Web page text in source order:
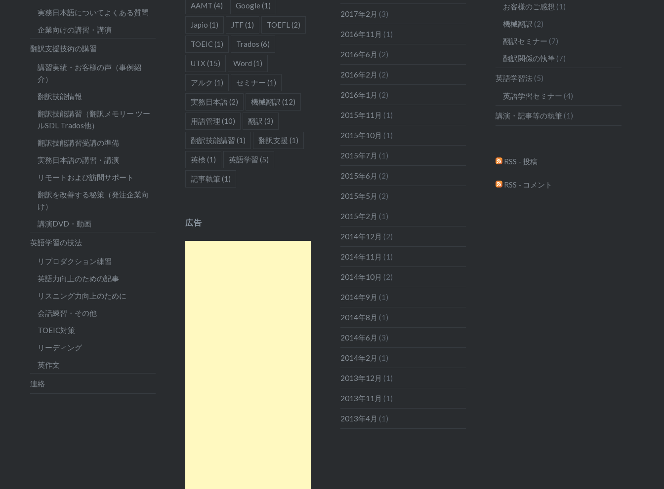
実務日本語についてよくある質問
企業向けの講習・講演
翻訳支援技術の講習
講習実績・お客様の声（事例紹
介）
翻訳技能情報
翻訳技能講習（翻訳メモリー ツー
ルSDL Trados他）
翻訳技能講習受講の準備
実務日本語の講習・講演
リモートおよび訪問サポート
翻訳を改善する秘策（発注企業向
け）
講演DVD・動画
英語学習の技法
リプロダクション練習
英語力向上のための記事
リスニング力向上のために
会話練習・その他
TOEIC対策
リーディング
英作文
連絡
2017年2月 (3)
2016年11月 (1)
2016年6月 (2)
2016年2月 (2)
2016年1月 (2)
2015年11月 (1)
2015年10月 (1)
2015年7月 (1)
2015年6月 (2)
2015年5月 (2)
2015年2月 (1)
2014年12月 (2)
2014年11月 (1)
2014年10月 (2)
2014年9月 (1)
2014年8月 (1)
2014年6月 (3)
2014年2月 (1)
2013年12月 (1)
2013年11月 (1)
2013年4月 (1)
お客様のご感想 (1)
機械翻訳 (2)
翻訳セミナー (7)
翻訳関係の執筆 (7)
英語学習法 (5)
英語学習セミナー (4)
講演・記事等の執筆 (1)
AAMT (4) Google (1)
Japio (1) JTF(1) TOEFL (2)
TOEIC(1) Trados (6)
UTX (15) Word (1)
アルク (1) セミナー (1)
実務日本語 (2) 機械翻訳 (12)
用語管理 (10) 翻訳 (3)
翻訳技能講習 (1) 翻訳支援 (1)
英検 (1) 英語学習 (5)
記事執筆(1)
RSS - 投稿
RSS - コメント
広告